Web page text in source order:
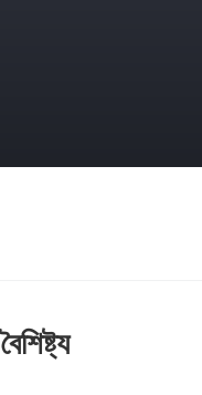
বৈশিষ্ট্য